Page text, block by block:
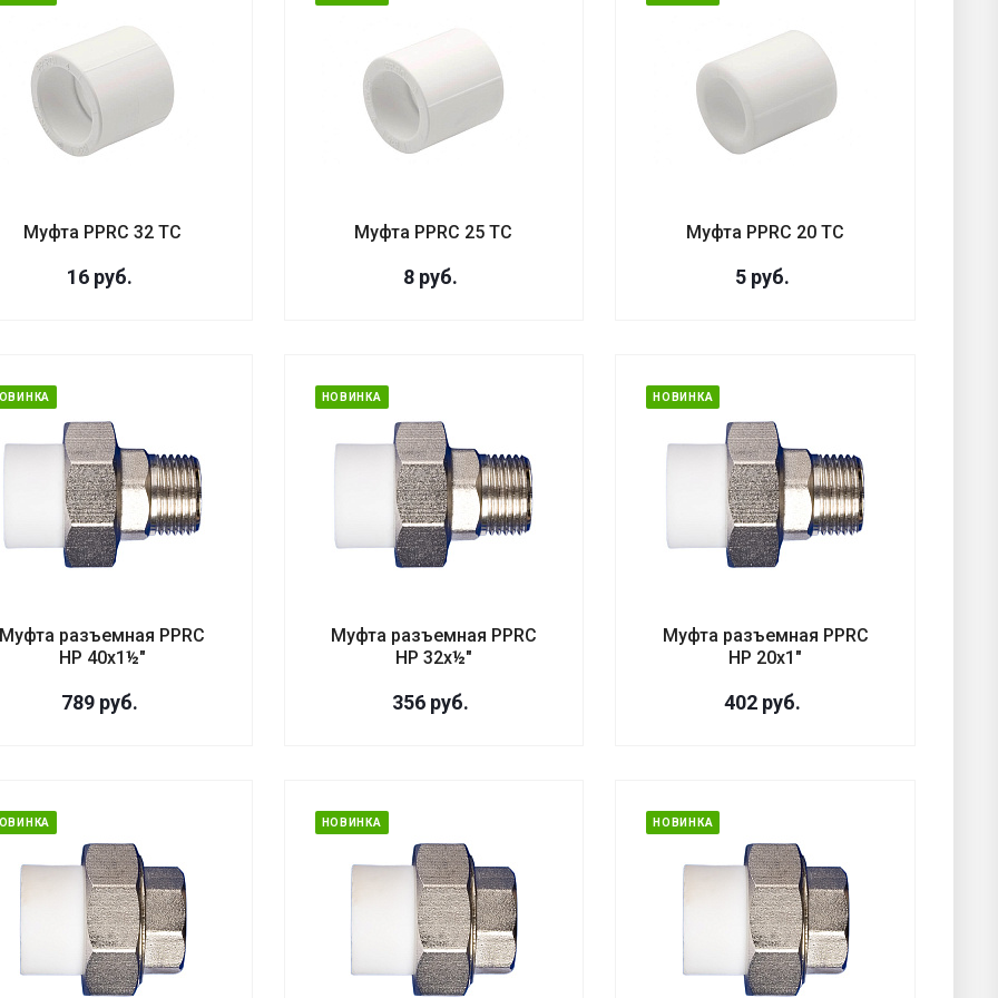
Муфта PPRC 32 ТС
16 руб.
Муфта PPRC 25 ТС
8 руб.
Муфта PPRC 20 ТС
5 руб.
Муфта разъемная PPRC
НР 40х1½"
789 руб.
НОВИНКА
Муфта разъемная PPRC
НР 32х½"
356 руб.
НОВИНКА
Муфта разъемная PPRC
НР 20х1"
402 руб.
НОВИНКА НОВИНКА